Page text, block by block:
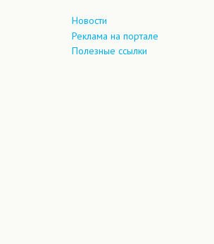
Новости
Реклама на портале
Полезные ссылки